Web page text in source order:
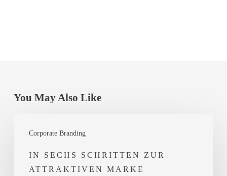
You May Also Like
Corporate Branding
sechs
Schritten
IN SECHS SCHRITTEN ZUR
ATTRAKTIVEN MARKE